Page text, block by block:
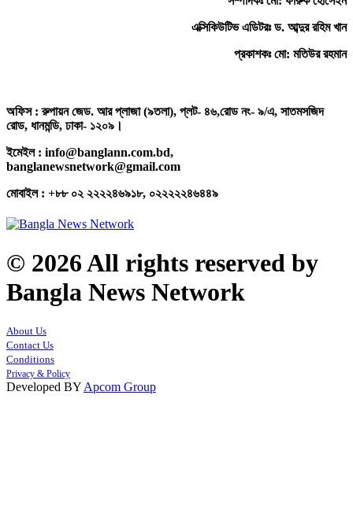
এক্সিকিউটিভ এডিটরঃ ড. আব্দুর রহিম খান
প্রকাশকঃ মো: মতিউর রহমান
অফিস : রুপায়ন জেড. আর প্লাজা (৯তলা), প্লট- ৪৬,রোড নং- ৯/এ, সাতমসজিদ
রোড, ধানমন্ডি, ঢাকা- ১২০৯।
ইমেইল : info@banglann.com.bd,
banglanewsnetwork@gmail.com
মোবাইল : +৮৮ ০২ ২২২২৪৬৯১৮, ০২২২২২৪৬৪৪৯
© 2026 All rights reserved by
Bangla News Network
About Us
Contact Us
Conditions
Privacy & Policy
Developed BY Apcom Group